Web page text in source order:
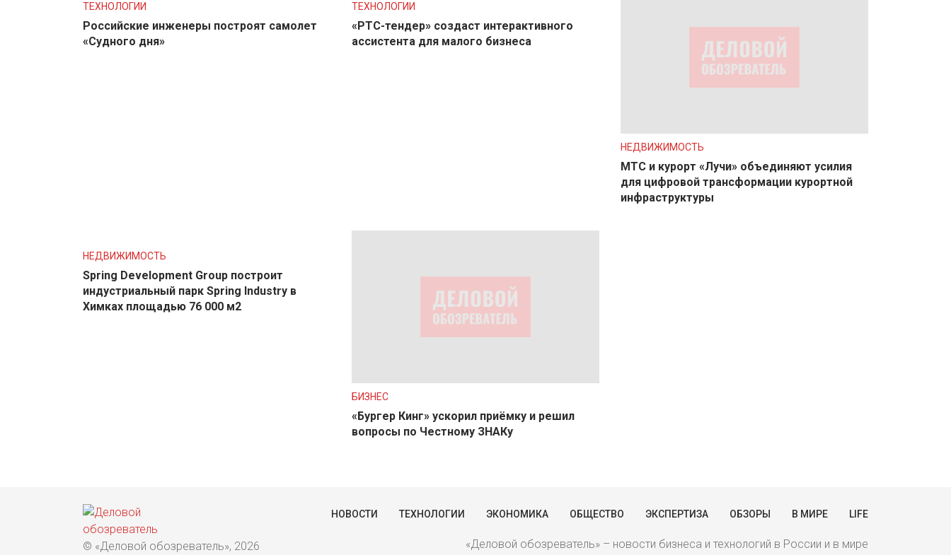
ТЕХНОЛОГИИ
Российские инженеры построят самолет
«Судного дня»
ТЕХНОЛОГИИ
«РТС-тендер» создаст интерактивного
ассистента для малого бизнеса
НЕДВИЖИМОСТЬ
МТС и курорт «Лучи» объединяют усилия
для цифровой трансформации курортной
инфраструктуры
НЕДВИЖИМОСТЬ
Spring Development Group построит
индустриальный парк Spring Industry в
Химках площадью 76 000 м2
БИЗНЕС
«Бургер Кинг» ускорил приёмку и решил
вопросы по Честному ЗНАКу
© «Деловой обозреватель», 2026
НОВОСТИ ТЕХНОЛОГИИ ЭКОНОМИКА ОБЩЕСТВО ЭКСПЕРТИЗА ОБЗОРЫ В МИРЕ LIFE
«Деловой обозреватель» – новости бизнеса и технологий в России и в мире